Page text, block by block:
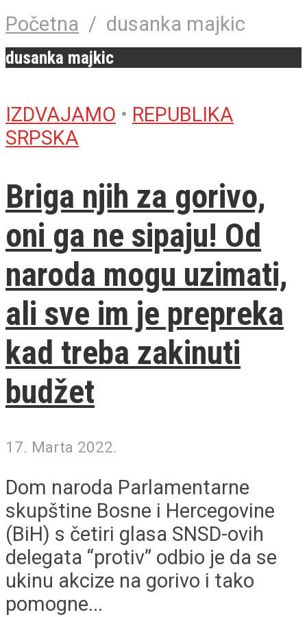
Početna / dusanka majkic
dusanka majkic
IZDVAJAMO • REPUBLIKA
SRPSKA
Briga njih za gorivo,
oni ga ne sipaju! Od
naroda mogu uzimati,
ali sve im je prepreka
kad treba zakinuti
budžet
17. Marta 2022.
Dom naroda Parlamentarne
skupštine Bosne i Hercegovine
(BiH) s četiri glasa SNSD-ovih
delegata “protiv” odbio je da se
ukinu akcize na gorivo i tako
pomogne...